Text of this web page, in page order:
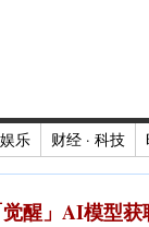
娱乐 财经 · 科技
醒」AI模型获